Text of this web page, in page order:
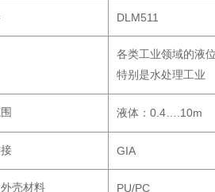
DLM511
各类工业领域的液
特别是水处理工业
液体： 0.4….10m
GIA
壳材料 PU/PC